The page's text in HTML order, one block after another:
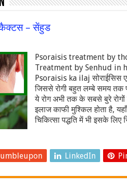
कैक्टस – सेंहुड
Psoraisis treatment by
Treatment by Senhud in
Psoraisis ka ilaj सोराईसिस
जिससे रोगी बहुत लम्बे समय तक
ये रोग अभी तक के सबसे बुरे
इलाज काफी मुश्किल होता है,
चिकित्सा पद्धति में भी इसके लिए
LinkedIn